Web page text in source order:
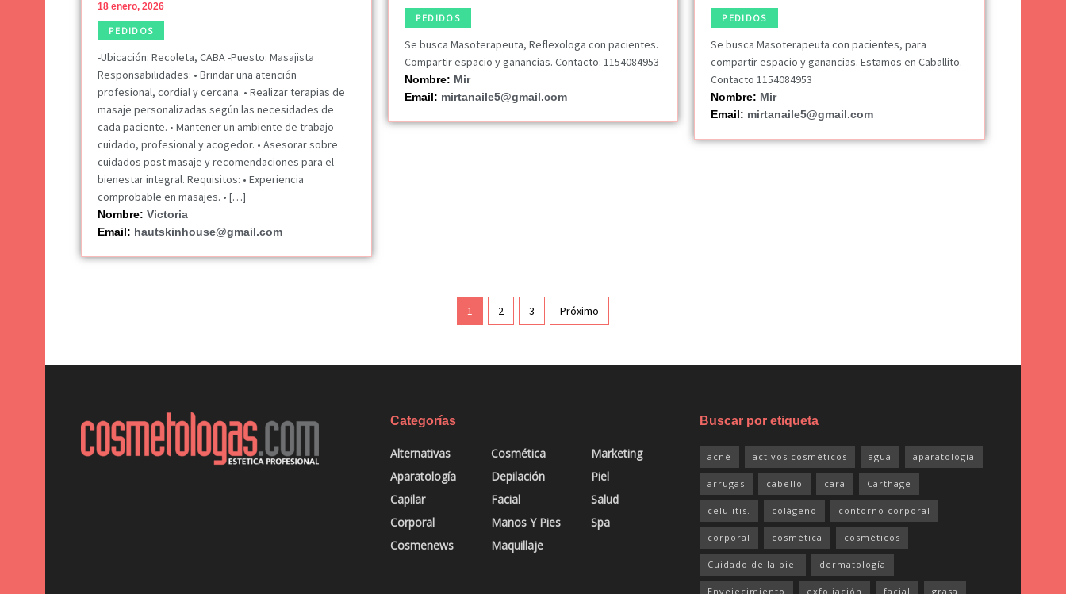
18 enero, 2026
PEDIDOS
-Ubicación: Recoleta, CABA -Puesto: Masajista
Responsabilidades: • Brindar una atención
profesional, cordial y cercana. • Realizar terapias de
masaje personalizadas según las necesidades de
cada paciente. • Mantener un ambiente de trabajo
cuidado, profesional y acogedor. • Asesorar sobre
cuidados post masaje y recomendaciones para el
bienestar integral. Requisitos: • Experiencia
comprobable en masajes. • […]
Nombre: Victoria
Email: hautskinhouse@gmail.com
PEDIDOS
Se busca Masoterapeuta, Reflexologa con pacientes.
Compartir espacio y ganancias. Contacto: 1154084953
Nombre: Mir
Email: mirtanaile5@gmail.com
PEDIDOS
Se busca Masoterapeuta con pacientes, para
compartir espacio y ganancias. Estamos en Caballito.
Contacto 1154084953
Nombre: Mir
Email: mirtanaile5@gmail.com
1 2 3 Próximo
Categorías
Alternativas
Aparatología
Capilar
Corporal
Cosmenews
Cosmética
Depilación
Facial
Manos Y Pies
Maquillaje
Marketing
Piel
Salud
Spa
Buscar por etiqueta
acné activos cosméticos agua aparatología
arrugas cabello cara Carthage
celulitis. colágeno contorno corporal
corporal cosmética cosméticos
Cuidado de la piel dermatología
Envejecimiento exfoliación facial grasa